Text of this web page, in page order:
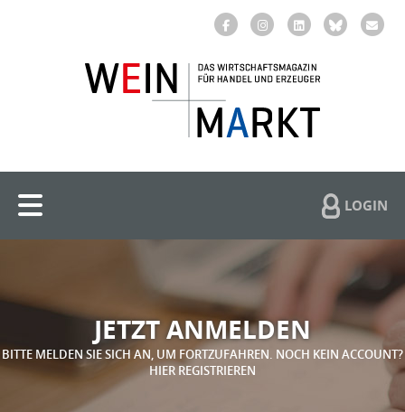
LOGIN
JETZT ANMELDEN
BITTE MELDEN SIE SICH AN, UM FORTZUFAHREN. NOCH KEIN ACCOUNT?
HIER REGISTRIEREN